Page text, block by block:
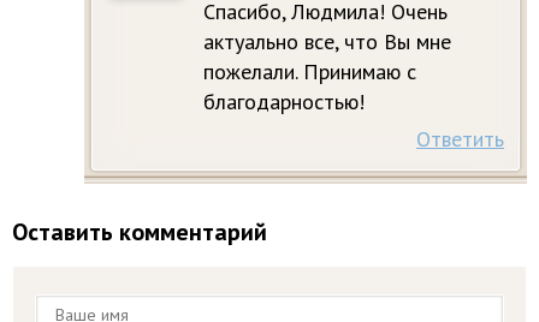
Спасибо, Людмила! Очень
актуально все, что Вы мне
пожелали. Принимаю с
благодарностью!
Ответить
Оставить комментарий